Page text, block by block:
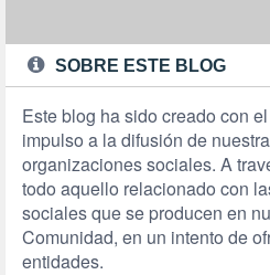
SOBRE ESTE BLOG
Este blog ha sido creado con
impulso a la difusión de
organizaciones sociales. A
todo aquello relacionado con
sociales que se producen en
Comunidad, en un intento de
entidades.